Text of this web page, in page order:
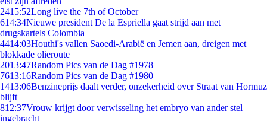
2415:52Long live the 7th of October
614:34Nieuwe president De la Espriella gaat strijd aan met
drugskartels Colombia
4414:03Houthi's vallen Saoedi-Arabië en Jemen aan, dreigen met
blokkade olieroute
2013:47Random Pics van de Dag #1978
7613:16Random Pics van de Dag #1980
1413:06Benzineprijs daalt verder, onzekerheid over Straat van Hormuz
blijft
812:37Vrouw krijgt door verwisseling het embryo van ander stel
ingebracht